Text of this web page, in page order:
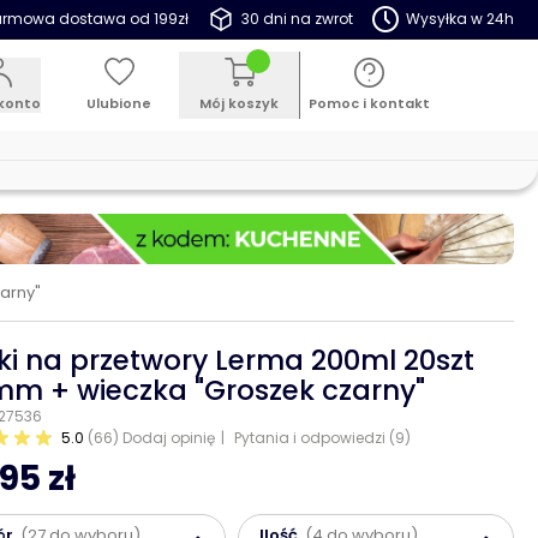
dostawa od 199zł 30 dni na zwrot Wysyłka w 24h
Ulubione Mój koszyk Pomoc i kontakt
na przetwory Lerma 200ml 20szt
+ wieczka "Groszek czarny"
5.0 (66) Dodaj opinię Pytania i odpowiedzi (9)
zł